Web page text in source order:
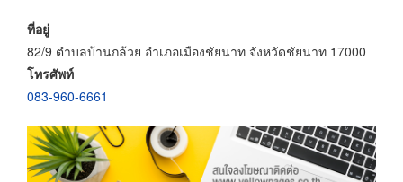
ที่อยู่
82/9 ตำบลบ้านกล้วย อำเภอเมืองชัยนาท จังหวัดชัยนาท 17000
โทรศัพท์
083-960-6661